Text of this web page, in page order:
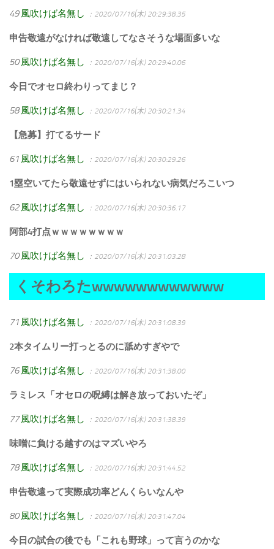
49 風吹けば名無し ：2020/07/16(木) 20:29:38.35
申告敬遠がなければ敬遠してなさそうな場面多いな
50 風吹けば名無し ：2020/07/16(木) 20:29:40.06
今日でオセロ終わりってまじ？
58 風吹けば名無し ：2020/07/16(木) 20:30:21.34
【急募】打てるサード
61 風吹けば名無し ：2020/07/16(木) 20:30:29.26
1塁空いてたら敬遠せずにはいられない病気だろこいつ
62 風吹けば名無し ：2020/07/16(木) 20:30:36.17
阿部4打点ｗｗｗｗｗｗｗｗ
70 風吹けば名無し ：2020/07/16(木) 20:31:03.28
くそわろたwwwwwwwwwwww
71 風吹けば名無し ：2020/07/16(木) 20:31:08.39
2本タイムリー打っとるのに舐めすぎやで
76 風吹けば名無し ：2020/07/16(木) 20:31:38.00
ラミレス「オセロの呪縛は解き放っておいたぞ」
77 風吹けば名無し ：2020/07/16(木) 20:31:38.39
味噌に負ける越すのはマズいやろ
78 風吹けば名無し ：2020/07/16(木) 20:31:44.52
申告敬遠って実際成功率どんくらいなんや
80 風吹けば名無し ：2020/07/16(木) 20:31:47.04
今日の試合の後でも「これも野球」って言うのかな